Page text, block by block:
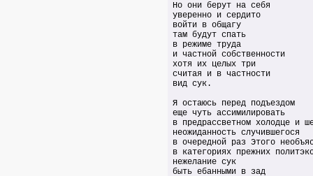
Но они берут на себя
уверенно и сердито
войти в общагу
там будут спать
в режиме труда
и частной собственности
хотя их целых три
считая и в частности
вид сук.
Я остаюсь перед подъездом
еще чуть ассимилировать
в предрассветном холодце и
неожиданность случившегося
в очередной раз Этого
в категориях прежних
нежелание сук
быть ебанными в зад